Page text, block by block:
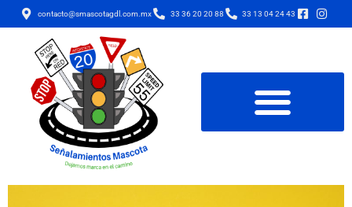
contacto@smascotagdl.com.mx 33 36 20 20 88 33 13 04 24 43